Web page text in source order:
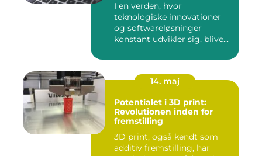
I en verden, hvor
teknologiske innovationer
og softwareløsninger
konstant udvikler sig, blive...
14. maj
Potentialet i 3D print:
Revolutionen inden for
fremstilling
3D print, også kendt som
additiv fremstilling, har